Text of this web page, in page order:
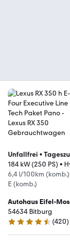
Unfallfrei •
184 kW (250 PS) •
6,4 l/100km (komb.)
E (komb.)
Autohaus Eifel-
Vertragshändler
54634 Bitburg
4.4 Sterne
(420)